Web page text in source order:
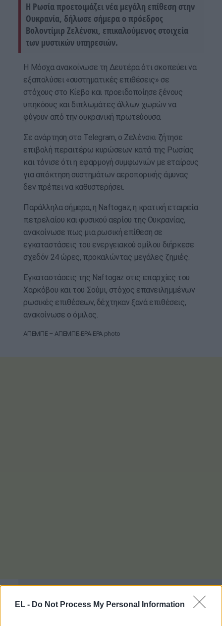
EL - Do Not Process My Personal Information
Η Ρωσία προετοιμάζει νέα μεγάλη επίθεση στην
Ουκρανία, δήλωσε σήμερα ο πρόεδρος
Βολοντίμιρ Ζελένσκι, επικαλούμενος στοιχεία
των μυστικών υπηρεσιών.
Η Μόσχα ανακοίνωσε τη Δευτέρα ότι σκοπεύει να
εξαπολύσει «συστηματικές επιθέσεις» σε
στόχους στο Κίεβο και προειδοποίησε ξένους
υπηκόους και διπλωμάτες άλλων χωρών να
φύγουν από την ουκρανική πρωτεύουσα.
Σε ανάρτηση στο Telegram, ο Ζελένσκι ζήτησε
επιβολή περαιτέρω κυρώσεων κατά της Ρωσίας
και τόνισε ότι η εφαρμογή συμφωνιών με εταίρους
για απόκτηση συστημάτων αεροπορικής άμυνας
δεν πρέπει να καθυστερήσει.
Παράλληλα σήμερα, η Naftogaz, η κρατική εταιρεία
πετρελαίου και φυσικού αερίου της Ουκρανίας,
ανακοίνωσε πως μια ρωσική επίθεση σε
εγκαταστάσεις του ενεργειακού ομίλου διήρκεσε
σχεδόν 24 ώρες, προκαλώντας μεγάλες ζημιές.
Εγκαταστάσεις της Naftogaz στις επαρχίες του
Χαρκόβου και του Σούμι, στόχος επανειλημμένων
ρωσικές επιθέσεων, δέχτηκαν ξανά επιθέσεις,
ανακοίνωσε ο όμιλος.
ΑΠΕΜΠΕ – ΑΠΕΜΠΕ-EPA-EPA photo